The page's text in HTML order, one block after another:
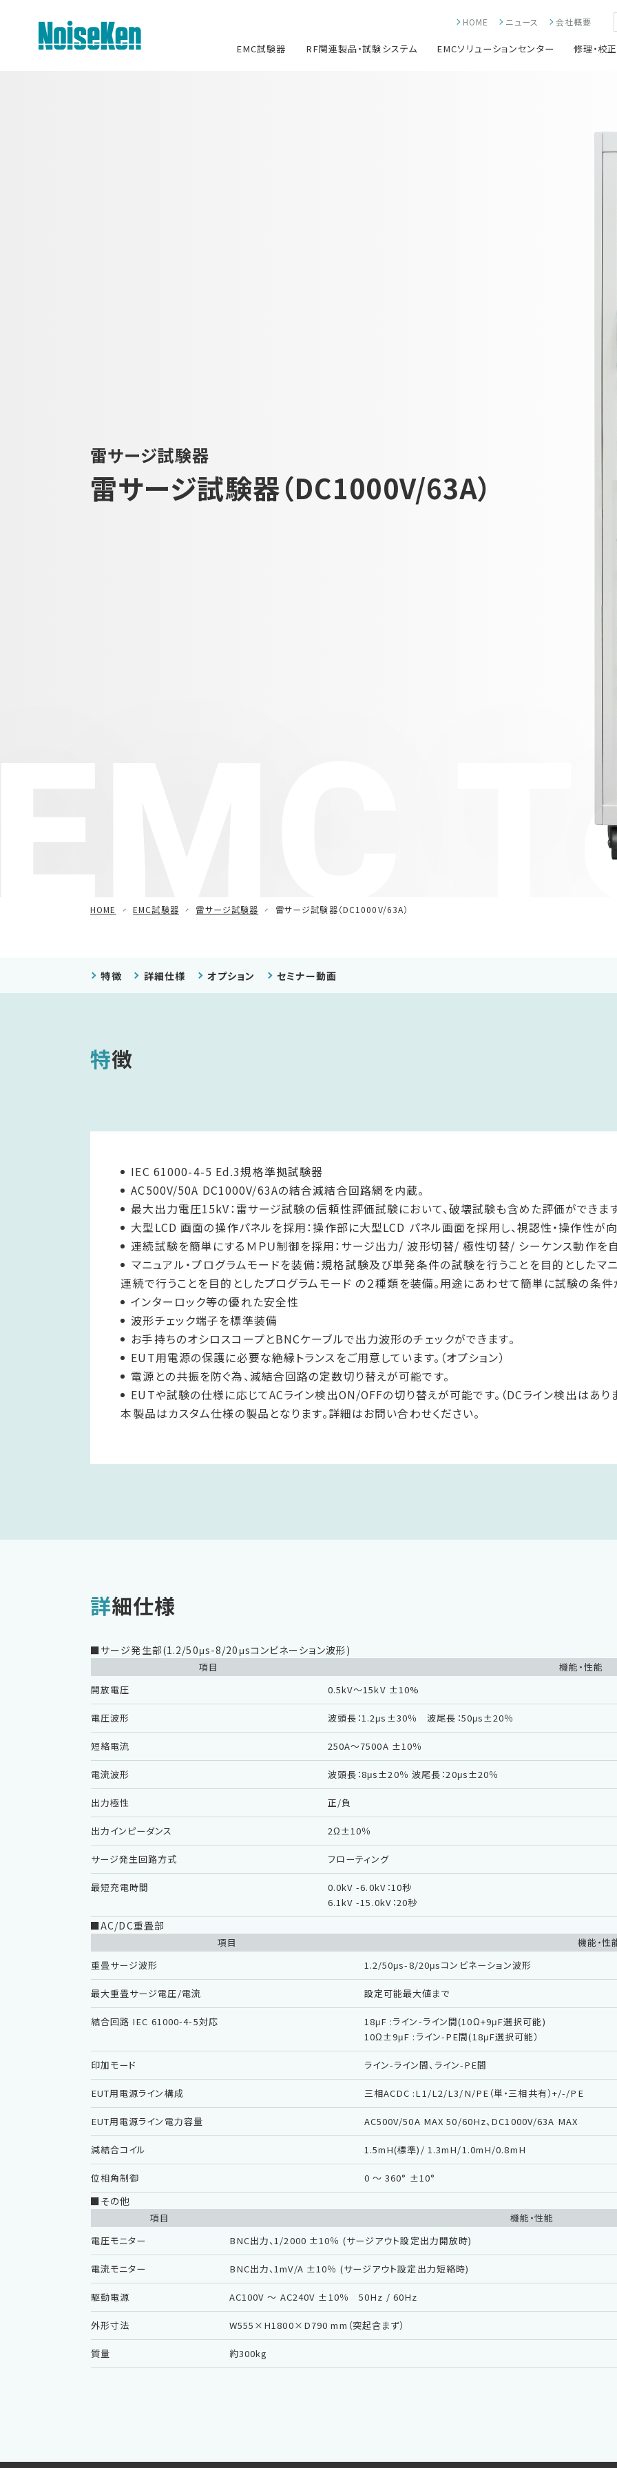
EMC試験器 RF関連製品・試験システム EMCソリューションセンター 修理・校正
HOME ニュース 会社概要
雷サージ試験器
雷サージ試験器（DC1000V/63A）
HOME EMC試験器 雷サージ試験器 雷サージ試験器（DC1000V/63A）
特徴 詳細仕様 オプション セミナー動画
特徴
IEC 61000-4-5 Ed.3規格準拠試験器
AC500V/50A DC1000V/63Aの結合減結合回路網を内蔵。
最大出力電圧15kV：雷サージ試験の信頼性評価試験において、破壊試験も含めた評価ができま
大型LCD 画面の操作パネルを採用：操作部に大型LCD パネル画面を採用し、視認性・操作性が
連続試験を簡単にするＭＰＵ制御を採用：サージ出力/ 波形切替/ 極性切替/ シーケンス動作を
マニュアル・プログラムモードを装備：規格試験及び単発条件の試験を行うことを目的としたマニュアルモードと、異なる条件の試験を
連続で行うことを目的としたプログラムモード の２種類を装備。用途にあわせて簡単に試験の条件
インターロック等の優れた安全性
波形チェック端子を標準装備
お手持ちのオシロスコープとBNCケーブルで出力波形のチェックができます。
EUT用電源の保護に必要な絶縁トランスをご用意しています。（オプション）
電源との共振を防ぐ為、減結合回路の定数切り替えが可能です。
EUTや試験の仕様に応じてACライン検出ON/OFFの切り替えが可能です。（DCライン検出はあり
本製品はカスタム仕様の製品となります。詳細はお問い合わせください。
詳細仕様
■サージ発生部(1.2/50μs-8/20μsコンビネーション波形)
項目
機能・性能
開放電圧
0.5kV〜15kV ±10%
電圧波形 波頭長：1.2μs±30％ 波尾長：50μs±20％
短絡電流 250A〜7500A ±10％
電流波形 波頭長：8μs±20％ 波尾長：20μs±20％
出力極性 正/負
出力インピーダンス 2Ω±10％
サージ発生回路方式 フローティング
最短充電時間
0.0kV -6.0kV：10秒
6.1kV -15.0kV：20秒
■AC/DC重畳部
項目
機能・性
重畳サージ波形
1.2/50μs-8/20μsコンビネーション波形
最大重畳サージ電圧/電流 設定可能最大値まで
結合回路 IEC 61000-4-5対応
18μF :ライン-ライン間(10Ω+9μF選択可能)
10Ω±9μF :ライン-PE間(18μF選択可能）
印加モード ライン-ライン間、ライン-PE間
EUT用電源ライン構成 三相ACDC :L1/L2/L3/N/PE（単・三相共有）+/-/PE
EUT用電源ライン電力容量 AC500V/50A MAX 50/60Hz、DC1000V/63A MAX
減結合コイル 1.5mH(標準)/ 1.3mH/1.0mH/0.8mH
位相角制御 0 〜 360° ±10°
■その他
項目
機能・性能
電圧モニター
BNC出力、1/2000 ±10％ (サージアウト設定出力開放時)
電流モニター BNC出力、1mV/A ±10％ (サージアウト設定出力短絡時)
駆動電源 AC100V 〜 AC240V ±10％ 50Hz / 60Hz
外形寸法 W555×H1800×D790 mm（突起含まず）
質量 約300kg